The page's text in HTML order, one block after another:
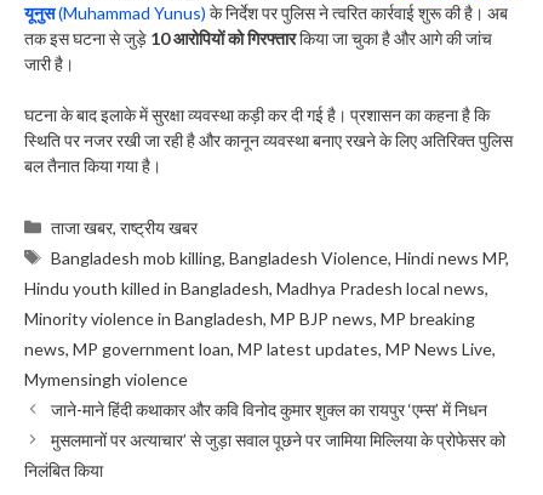
यूनुस(Muhammad Yunus) के निर्देश पर पुलिस ने त्वरित कार्रवाई शुरू की है। अब
तक इस घटना से जुड़े 10 आरोपियों को गिरफ्तारकिया जा चुका है और आगे की जांच
जारी है।
घटना के बाद इलाके में सुरक्षा व्यवस्था कड़ी कर दी गई है। प्रशासन का कहना है कि
स्थिति पर नजर रखी जा रही है और कानून व्यवस्था बनाए रखने के लिए अतिरिक्त पुलिस
बल तैनात किया गया है।
Categories
ताजा खबर,राष्ट्रीय खबर
Tags
Bangladesh mob killing,Bangladesh Violence,Hindi news MP,
Hindu youth killed in Bangladesh, Madhya Pradesh local news,
Minority violence in Bangladesh, MP BJP news, MP breaking
news, MP government loan, MP latest updates, MP News Live,
Mymensingh violence
जाने-माने हिंदी कथाकार और कवि विनोद कुमार शुक्ल का रायपुर ‘एम्स’ में निधन
मुसलमानों पर अत्याचार’ से जुड़ा सवाल पूछने पर जामिया मिल्लिया के प्रोफेसर को
निलंबित किया